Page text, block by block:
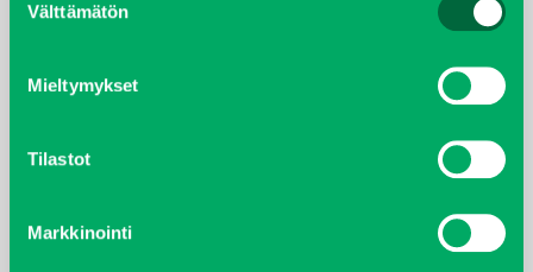
valinta
Välttämätön
Mieltymykset
Tilastot
Markkinointi
joulukuu 2021
lokakuu 2021